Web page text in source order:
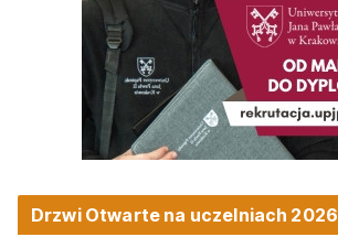
Drzwi Otwarte na uczelniach 2026